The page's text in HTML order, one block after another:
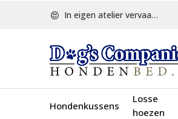
Hondenkussens
Losse
hoezen
In eigen atelier vervaardigd